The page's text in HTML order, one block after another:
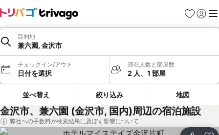
お気に入り
ログイ
メ
目的地
兼六園, 金沢市
チェックイン/アウト
日付を選択
滞在人数と部屋数
2 人、1 部屋
並べ替え 絞り込み 地図
金沢市、兼六園 (金沢市, 国内)周辺の宿泊施設
弊社への手数料が検索結果に及ぼす影響について